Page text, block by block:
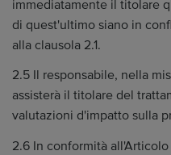
immediatamente il titolare
di quest'ultimo siano in
alla clausola 2.1.
2.5 Il responsabile, nella
assisterà il titolare del
valutazioni d'impatto sulla
2.6 In conformità